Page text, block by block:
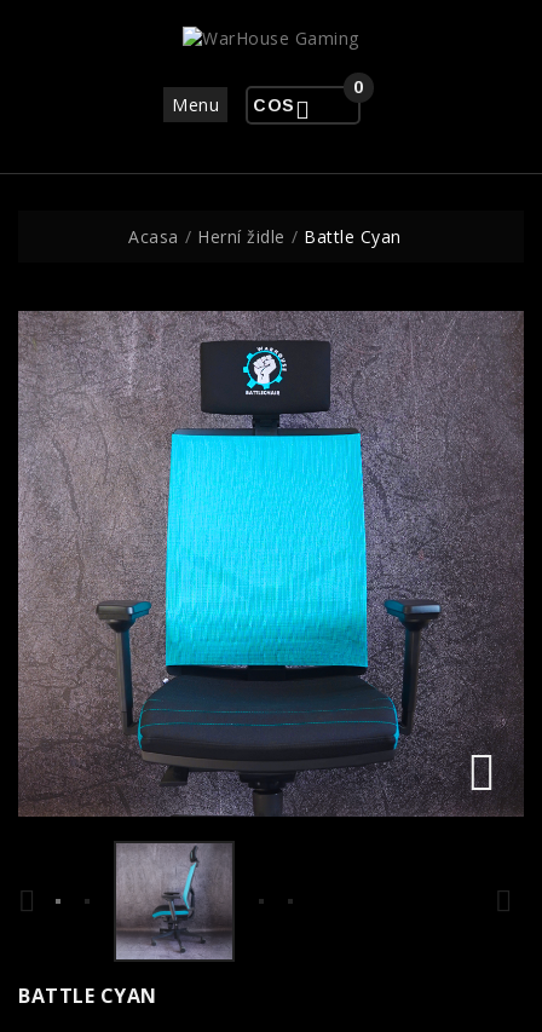
Menu COS
0
Acasa Herní židle Battle Cyan

 
BATTLE CYAN